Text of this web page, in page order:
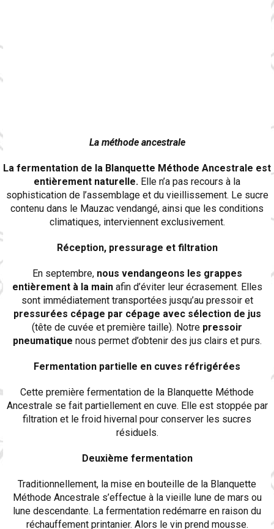
La méthode ancestrale
La fermentation de la Blanquette Méthode Ancestrale est
entièrement naturelle. Elle n’a pas recours à la
sophistication de l’assemblage et du vieillissement. Le sucre
contenu dans le Mauzac vendangé, ainsi que les conditions
climatiques, interviennent exclusivement.
Réception, pressurage et filtration
En septembre, nous vendangeons les grappes
entièrement à la mainafin d’éviter leur écrasement. Elles
sont immédiatement transportées jusqu’au pressoir et
pressurées cépage par cépage avec sélection de jus
(tête de cuvée et première taille). Notre pressoir
pneumatique nous permet d’obtenir des jus clairs et purs.
Fermentation partielle en cuves réfrigérées
Cette première fermentation de la Blanquette Méthode
Ancestrale se fait partiellement en cuve. Elle est stoppée par
filtration et le froid hivernal pour conserver les sucres
résiduels.
Deuxième fermentation
Traditionnellement, la mise en bouteille de la Blanquette
Méthode Ancestrale s’effectue à la vieille lune de mars ou
lune descendante. La fermentation redémarre en raison du
réchauffement printanier. Alors le vin prend mousse.